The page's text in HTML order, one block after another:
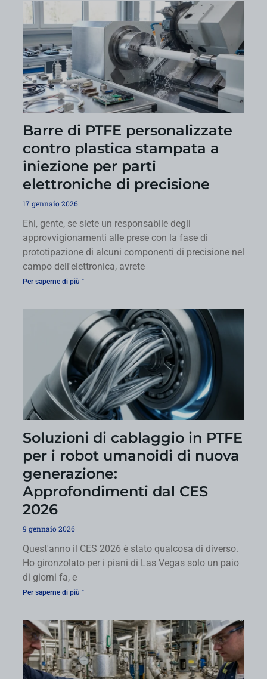
Barre di PTFE personalizzate
contro plastica stampata a
iniezione per parti
elettroniche di precisione
17 gennaio 2026
Ehi, gente, se siete un responsabile degli
approvvigionamenti alle prese con la fase di
prototipazione di alcuni componenti di precisione nel
campo dell'elettronica, avrete
Per saperne di più "
Soluzioni di cablaggio in PTFE
per i robot umanoidi di nuova
generazione:
Approfondimenti dal CES
2026
9 gennaio 2026
Quest'anno il CES 2026 è stato qualcosa di diverso.
Ho gironzolato per i piani di Las Vegas solo un paio
di giorni fa, e
Per saperne di più "